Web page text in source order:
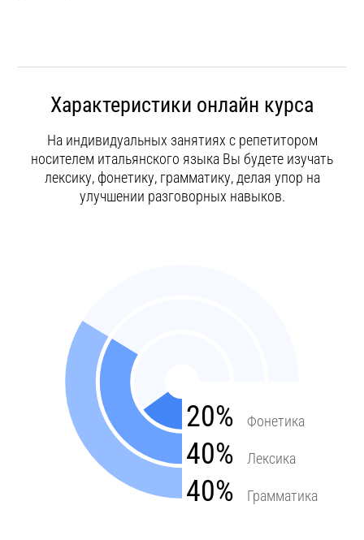
Характеристики онлайн курса
На индивидуальных занятиях с репетитором
носителем итальянского языка Вы будете изучать
лексику, фонетику, грамматику, делая упор на
улучшении разговорных навыков.
20% Фонетика
40% Лексика
40% Грамматика